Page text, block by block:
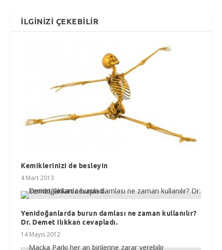
İLGINIZI ÇEKEBILIR
Kemiklerinizi de besleyin
4 Mart 2013
Yenidoğanlarda burun damlası ne zaman kullanılır?
Dr. Demet Ilıkkan cevapladı.
14 Mayıs 2012